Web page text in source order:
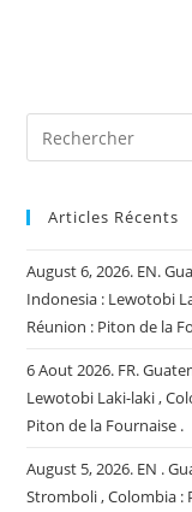
Articles Récents
August 6, 2026. EN.
Indonesia : Lewotobi
Réunion : Piton de la
6 Aout 2026. FR.
Lewotobi Laki-laki ,
Piton de la Fournaise .
August 5, 2026. EN .
Stromboli , Colombia :